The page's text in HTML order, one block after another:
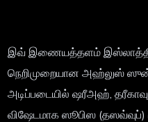
இவ் இணையத்தளம்
நெறிமுறையான அஹ்லுஸ்
அடிப்படையில் ஷரீஅஹ்,
விஷேடமாக ஸூபிஸ